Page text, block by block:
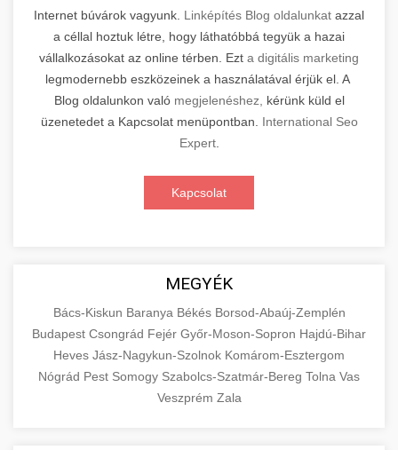
Internet búvárok vagyunk. Linképítés Blog oldalunkat azzal
a céllal hoztuk létre, hogy láthatóbbá tegyük a hazai
vállalkozásokat az online térben. Ezt a digitális marketing
legmodernebb eszközeinek a használatával érjük el. A
Blog oldalunkon való megjelenéshez,
kérünk küld el
üzenetedet a Kapcsolat menüpontban. International Seo
Expert.
Kapcsolat
MEGYÉK
Bács-Kiskun Baranya Békés Borsod-Abaúj-Zemplén
Budapest Csongrád Fejér Győr-Moson-Sopron Hajdú-Bihar
Heves Jász-Nagykun-Szolnok Komárom-Esztergom
Nógrád Pest Somogy Szabolcs-Szatmár-Bereg Tolna Vas
Veszprém Zala